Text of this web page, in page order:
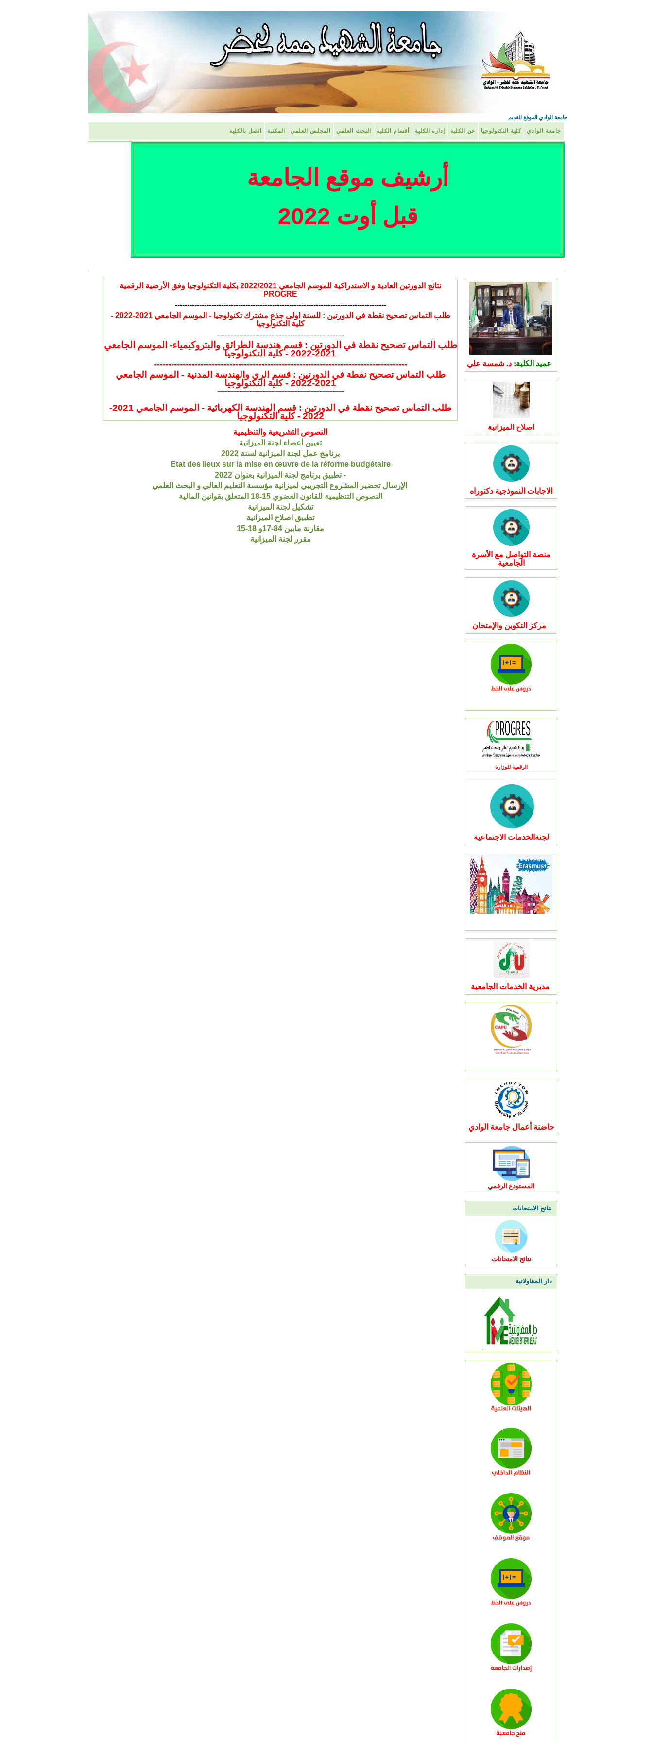
جامعة الوادي الموقغ القديم
جامعة الوادي كلية التكنولوجيا عن الكلية إدارة الكلية أقسام الكلية البحث العلمي المجلس العلمي المكتبة اتصل بالكلية
أرشيف موقع الجامعة
قبل أوت 2022
عميد الكلية: د. شمسة علي
اصلاح الميزانية
الاجابات النموذجية دكتوراه
منصة التواصل مع الأسرة
الجامعية
مركز التكوين والإمتحان
الرقمية للوزارة
لجنةالخدمات الاجتماعية
مديرية الخدمات الجامعية
حاضنة أعمال جامعة الوادي
المستودع الرقمي
نتائج الامتحانات
نتائج الامتحانات
دار المقاولاتية
نتائج الدورتين العادية و الاستدراكية للموسم الجامعي 2022/2021 بكلية التكنولوجيا وفق الأرضية الرقمية
PROGRE
---------------------------------------------------------------------------------------
طلب التماس تصحيح نقطة في الدورتين : للسنة اولى جذع مشترك تكنولوجيا - الموسم الجامعي 2021-2022 -
كلية التكنولوجيا
---------------------------------------------------------------------------------------
طلب التماس تصحيح نقطة في الدورتين : قسم هندسة الطرائق والبتروكيمياء- الموسم الجامعي
2021-2022 - كلية التكنولوجيا
---------------------------------------------------------------------------------------
طلب التماس تصحيح نقطة في الدورتين : قسم الري والهندسة المدنية - الموسم الجامعي
2021-2022 - كلية التكنولوجيا
---------------------------------------------------------------------------------------
طلب التماس تصحيح نقطة في الدورتين : قسم الهندسة الكهربائية - الموسم الجامعي 2021-
2022 - كلية التكنولوجيا
النصوص التشريعية والتنظيمية
تعيين أعضاء لجنة الميزانية
برنامج عمل لجنة الميزانية لسنة 2022
Etat des lieux sur la mise en œuvre de la réforme budgétaire
- تطبيق برنامج لجنة الميزانية بعنوان 2022
الإرسال تحضير المشروع التجريبي لميزانية مؤسسة التعليم العالي و البحث العلمي
النصوص التنظيمية للقانون العضوي 15-18 المتعلق بقوانين المالية
تشكيل لجنة الميزانية
تطبيق اصلاح الميزانية
مقارنة مابين 84-17و 18-15
مقرر لجنة الميزانية